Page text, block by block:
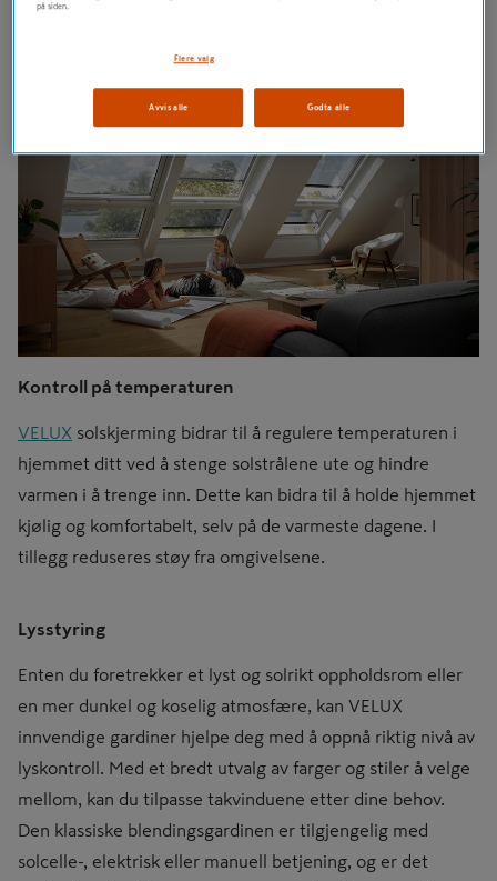
Kontroll på temperaturen
VELUX solskjerming bidrar til å regulere temperaturen i
hjemmet ditt ved å stenge solstrålene ute og hindre
varmen i å trenge inn. Dette kan bidra til å holde hjemmet
kjølig og komfortabelt, selv på de varmeste dagene. I
tillegg reduseres støy fra omgivelsene.
Lysstyring
Enten du foretrekker et lyst og solrikt oppholdsrom eller
en mer dunkel og koselig atmosfære, kan VELUX
innvendige gardiner hjelpe deg med å oppnå riktig nivå av
lyskontroll. Med et bredt utvalg av farger og stiler å velge
mellom, kan du tilpasse takvinduene etter dine behov.
Den klassiske blendingsgardinen er tilgjengelig med
solcelle-, elektrisk eller manuell betjening, og er det
på siden.
Flere valg
Avvis alle Godta alle